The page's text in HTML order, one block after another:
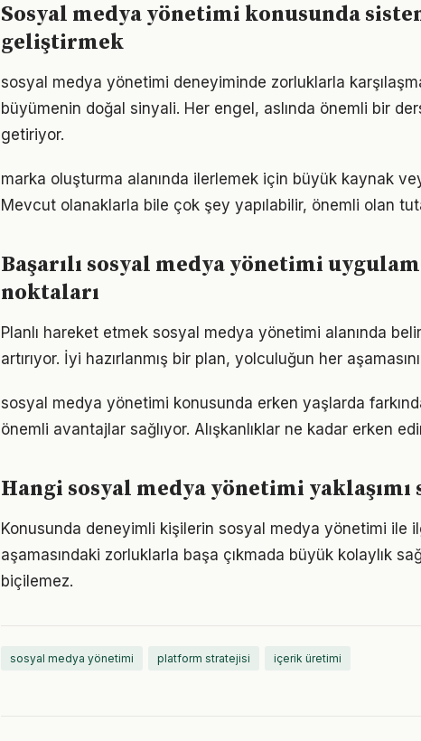
Sosyal medya yönetimi konusunda
geliştirmek
sosyal medya yönetimi deneyiminde zorluklarla
büyümenin doğal sinyali. Her engel, aslında önemli bir
getiriyor.
marka oluşturma alanında ilerlemek için büyük kaynak
Mevcut olanaklarla bile çok şey yapılabilir, önemli olan
Başarılı sosyal medya yönetimi
noktaları
Planlı hareket etmek sosyal medya yönetimi alanında
artırıyor. İyi hazırlanmış bir plan, yolculuğun her
sosyal medya yönetimi konusunda erken yaşlarda
önemli avantajlar sağlıyor. Alışkanlıklar ne kadar erken
Hangi sosyal medya yönetimi yaklaşımı
Konusunda deneyimli kişilerin sosyal medya yönetimi ile
aşamasındaki zorluklarla başa çıkmada büyük kolaylık
biçilemez.
sosyal medya yönetimi platform stratejisi içerik üretimi